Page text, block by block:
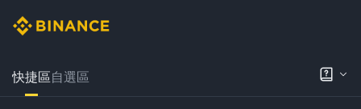
快捷區自選區